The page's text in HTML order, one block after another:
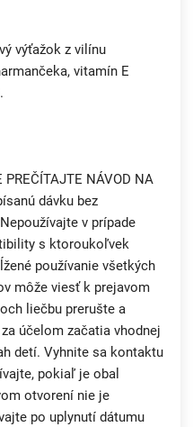
výťažok z vilínu
vitamín E
PREČÍTAJTE NÁVOD NA
dávku bez
v prípade
s ktoroukoľvek
používanie všetkých
môže viesť k prejavom
liečbu prerušte a
účelom začatia vhodnej
detí. Vyhnite sa kontaktu
pokiaľ je obal
otvorení nie je
po uplynutí dátumu